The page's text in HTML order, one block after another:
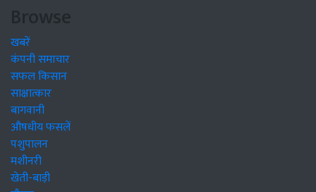
Browse
खबरें
कंपनी समाचार
सफल किसान
साक्षात्कार
बागवानी
औषधीय फसलें
पशुपालन
मशीनरी
खेती-बाड़ी